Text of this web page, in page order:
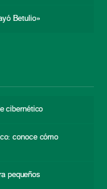
Betulio»
cibernético
conoce cómo
pequeños